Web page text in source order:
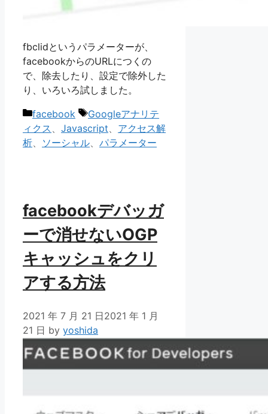
fbclidというパラメーターが、
facebookからのURLにつくの
で、除去したり、設定で除外した
り、いろいろ試しました。
カ
テ
ゴ
facebook
タ
グ
Googleアナリテ
ィクス 、 Javascript、 アクセス解
析、 ソーシャル、 パラメーター
facebookデバッガ
ーで消せないOGP
キャッシュをクリ
アする方法
2021 年 7 月 21 日2021 年 1 月
21 日 by yoshida